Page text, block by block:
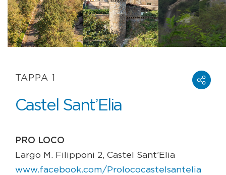
TAPPA 1
Castel Sant’Elia
PRO LOCO
Largo M. Filipponi 2, Castel Sant’Elia
www.facebook.com/Prolococastelsantelia